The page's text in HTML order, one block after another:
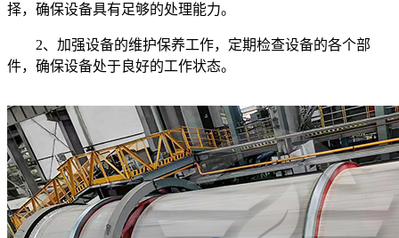
择，确保设备具有足够的处理能力。
2、加强设备的维护保养工作，定期检查设备的各个部
件，确保设备处于良好的工作状态。